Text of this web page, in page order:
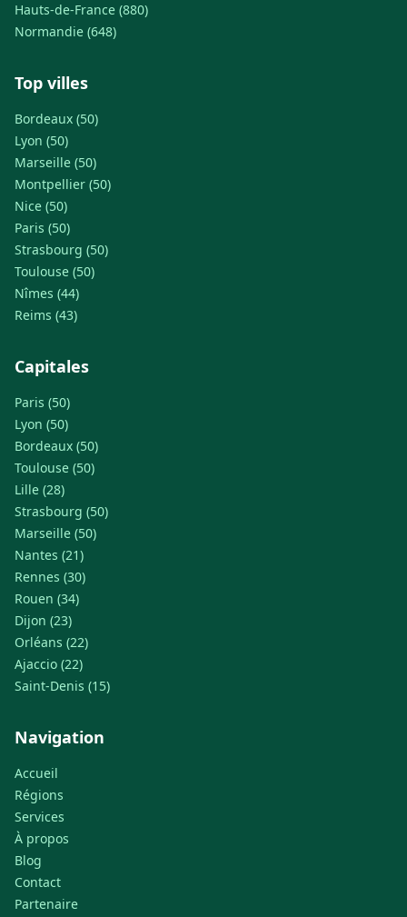
Hauts-de-France (880)
Normandie (648)
Top villes
Bordeaux (50)
Lyon (50)
Marseille (50)
Montpellier (50)
Nice (50)
Paris (50)
Strasbourg (50)
Toulouse (50)
Nîmes (44)
Reims (43)
Capitales
Paris (50)
Lyon (50)
Bordeaux (50)
Toulouse (50)
Lille (28)
Strasbourg (50)
Marseille (50)
Nantes (21)
Rennes (30)
Rouen (34)
Dijon (23)
Orléans (22)
Ajaccio (22)
Saint-Denis (15)
Navigation
Accueil
Régions
Services
À propos
Blog
Contact
Partenaire